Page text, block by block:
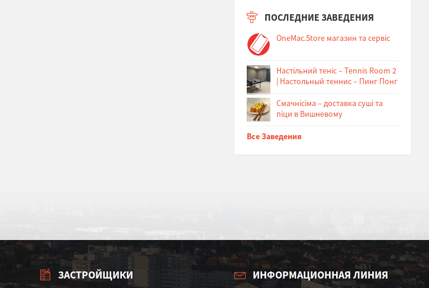
ПОСЛЕДНИЕ ЗАВЕДЕНИЯ
OneMac.Store магазин та сервіс
Настільний теніс – Tennis Room 2
| Настольный теннис – Пинг Понг
Cмачнісіма – доставка суші та
піци в Вишневому
Все Заведения
ЗАСТРОЙЩИКИ ИНФОРМАЦИОННАЯ ЛИНИЯ